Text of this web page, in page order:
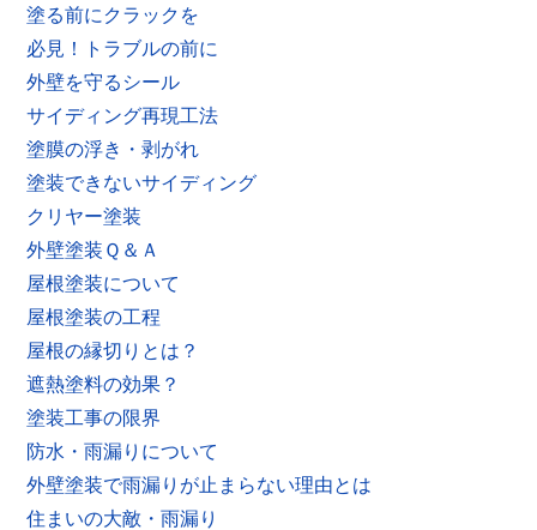
塗る前にクラックを
必見！トラブルの前に
外壁を守るシール
サイディング再現工法
塗膜の浮き・剥がれ
塗装できないサイディング
クリヤー塗装
外壁塗装Ｑ＆Ａ
屋根塗装について
屋根塗装の工程
屋根の縁切りとは？
遮熱塗料の効果？
塗装工事の限界
防水・雨漏りについて
外壁塗装で雨漏りが止まらない理由とは
住まいの大敵・雨漏り